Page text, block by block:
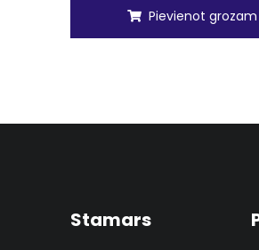
Pievienot grozam
Stamars